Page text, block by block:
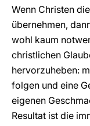
Wenn Christen
übernehmen,
wohl kaum
christlichen
hervorzuheben:
folgen und eine
eigenen
Resultat ist die